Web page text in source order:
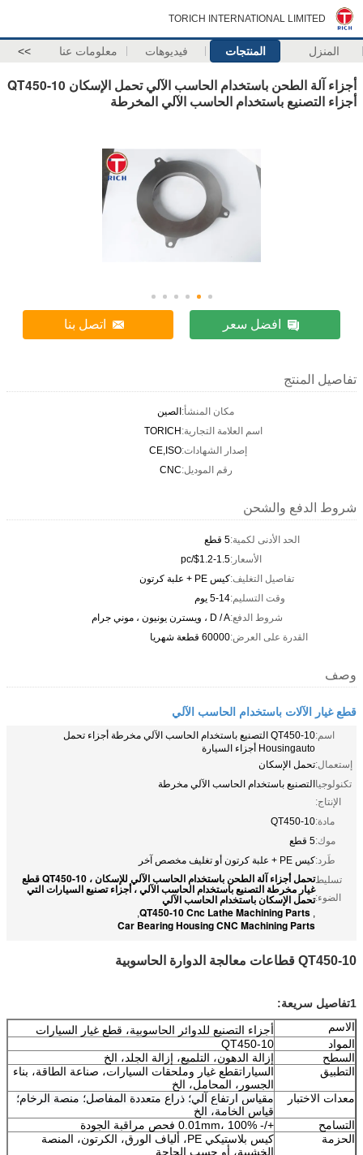
TORICH INTERNATIONAL LIMITED
المنزل المنتجات فيديوهات معلومات عنا >>
أجزاء آلة الطحن باستخدام الحاسب الآلي تحمل الإسكان QT450-10
أجزاء التصنيع باستخدام الحاسب الآلي المخرطة
افضل سعر اتصل بنا
تفاصيل المنتج
مكان المنشأ:الصين
اسم العلامة التجارية:TORICH
إصدار الشهادات:CE,ISO
رقم الموديل:CNC
شروط الدفع والشحن
الحد الأدنى لكمية:5 قطع
الأسعار:$1.2-1.5/pc
تفاصيل التغليف:كيس PE + علبة كرتون
وقت التسليم:5-14 يوم
شروط الدفع:D / A ، ويسترن يونيون ، موني جرام
القدرة على العرض:60000 قطعة شهريا
وصف
قطع غيار الآلات باستخدام الحاسب الآلي
اسم:
QT450-10 التصنيع باستخدام الحاسب الآلي مخرطة أجزاء تحمل
Housingauto أجزاء السيارة
إستعمال:تحمل الإسكان
تكنولوجيا
الإنتاج:
التصنيع باستخدام الحاسب الآلي مخرطة
مادة:QT450-10
موك:5 قطع
طَرد:كيس PE + علبة كرتون أو تغليف مخصص آخر
تسليط
الضوء:
تحمل أجزاء آلة الطحن باستخدام الحاسب الآلي للإسكان ، QT450-10 قطع
غيار مخرطة التصنيع باستخدام الحاسب الآلي ، أجزاء تصنيع السيارات التي
تحمل الإسكان باستخدام الحاسب الآلي
,
QT450-10 Cnc Lathe Machining Parts
,
Car Bearing Housing CNC Machining Parts
QT450-10 قطاعات معالجة الدوارة الحاسوبية
1تفاصيل سريعة:
الاسم
أجزاء التصنيع للدوائر الحاسوبية، قطع غيار السيارات
المواد
QT450-10
السطح
إزالة الدهون، التلميع، إزالة الجلد، الخ
التطبيق
السياراتقطع غيار وملحقات السيارات، صناعة الطاقة، بناء
الجسور، المحامل، الخ
معدات الاختبار
مقياس ارتفاع آلي؛ ذراع متعددة المفاصل؛ منصة الرخام؛
قياس الخامة، الخ
التسامح
+/- 0.01mm، 100% فحص مراقبة الجودة
الحزمة
كيس بلاستيكي PE، ألياف الورق، الكرتون، المنصة
الخشبية، أو حسب الحاجة